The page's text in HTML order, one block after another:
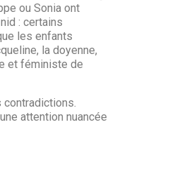
ou Sonia ont
: certains
les enfants
la doyenne,
et féministe de
attention nuancée